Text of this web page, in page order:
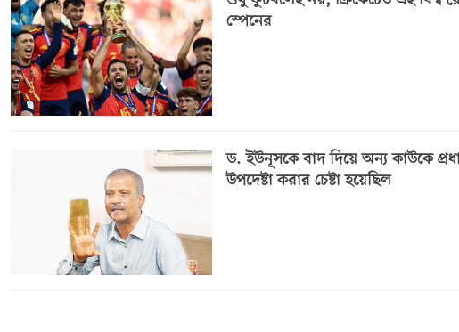
স্পেনের
ড. ইউনূসকে বাদ দিয়ে অন্য কাউকে
উপদেষ্টা করার চেষ্টা হয়েছিল